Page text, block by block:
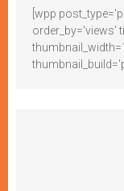
[wpp
order_by='views'